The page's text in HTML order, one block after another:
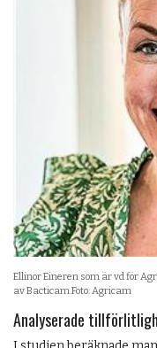
Ellinor Eineren som är vd för
av Bacticam.Foto: Agricam
Analyserade